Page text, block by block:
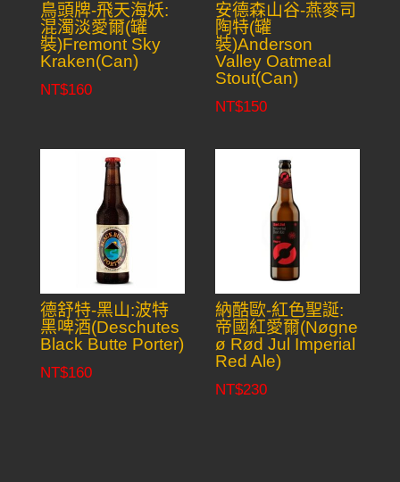
鳥頭牌-飛天海妖:
混濁淡愛爾(罐
裝)Fremont Sky
Kraken(Can)
NT$160
安德森山谷-燕麥司
陶特(罐
裝)Anderson
Valley Oatmeal
Stout(Can)
NT$150
德舒特-黑山:波特
黑啤酒(Deschutes
Black Butte Porter)
NT$160
納酷歐-紅色聖誕:
帝國紅愛爾(Nøgne
ø Rød Jul Imperial
Red Ale)
NT$230